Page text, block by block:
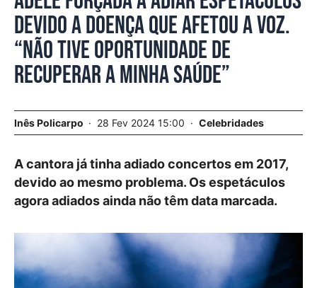
devido a doença que afetou a voz.
“Não tive oportunidade de
recuperar a minha saúde”
Inês Policarpo 28 Fev 2024 15:00 Celebridades
A cantora já tinha adiado concertos em 2017,
devido ao mesmo problema. Os espetáculos
agora adiados ainda não têm data marcada.